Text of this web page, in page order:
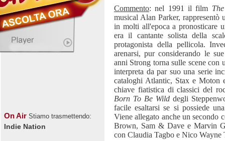
On Air Stiamo trasmettendo:
Indie Nation
Commento: nel 1991 il film
musical Alan Parker, rappresentò
in molti all'epoca a pronosticare
era il cantante solista della
protagonista della pellicola.
arenarsi, pur considerando le
anni Strong torna sulle scene
interpreta da par suo una serie
cataloghi Atlantic, Stax e Moton
chiave fiatistica di classici del
Born To Be Wild degli
facile esaltarsi se si possiede
Viene allegato anche un secondo
Brown, Sam & Dave e Marvin
con Claudia Tagbo e Nico Wayne